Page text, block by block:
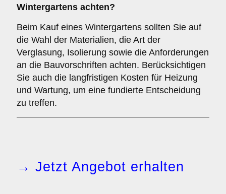
Wintergartens achten?
Beim Kauf eines Wintergartens sollten Sie auf
die Wahl der Materialien, die Art der
Verglasung, Isolierung sowie die Anforderungen
an die Bauvorschriften achten. Berücksichtigen
Sie auch die langfristigen Kosten für Heizung
und Wartung, um eine fundierte Entscheidung
zu treffen.
→ Jetzt Angebot erhalten